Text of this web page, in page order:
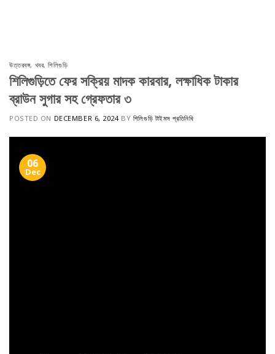
উত্তরবঙ্গ, খবর,শিলিগুড়ি
শিলিগুড়িতে ফের সক্রিয় মাদক কারবার, লক্ষাধিক টাকার
ব্রাউন সুগার সহ গ্রেফতার ৩
POSTED ON DECEMBER 6, 2024BY শিলিগুড়ি টাইমস প্রতিনিধি
06
Dec